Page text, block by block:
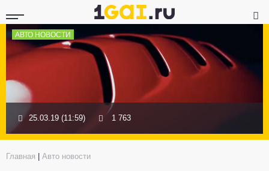
АВТО НОВОСТИ
25.03.19 (11:59) 1 763
Главная Авто новости